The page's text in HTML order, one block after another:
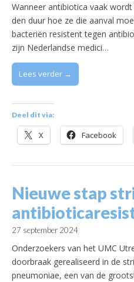
Wanneer antibiotica vaak
den duur hoe ze die aanval
bacteriën resistent tegen
zijn Nederlandse medici…
Lees verder →
Deel dit via:
X Facebook
Nieuwe stap
27 september 2024
Onderzoekers van het UMC
doorbraak gerealiseerd in de
pneumoniae, een van de